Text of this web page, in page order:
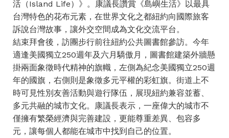
活（Island Life）》。康議長讚賞《島嶼生活》以最具
台灣特色的花布元素，在世界文化之都紐約向國際旅客
訴說台灣故事，讓外交空間成為文化交流平台。
結束拜會後，訪團步行前往紐約公共圖書館參訪。今年
適逢美國獨立250週年及六月驕傲月，圖書館建築外牆懸
掛兩面象徵時代精神的旗幟，左側為紀念美國獨立250週
年的國旗，右側則是象徵多元平權的彩虹旗。街道上不
時可見性別友善活動與遊行隊伍，展現紐約兼容並蓄、
多元共融的城市文化。康議長表示，一座偉大的城市不
僅擁有繁榮經濟與完善建設，更能尊重差異、包容多
元，讓每個人都能在城市中找到自己的位置。